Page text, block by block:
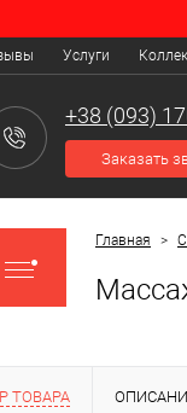
Услуги
+38 (093)
Заказать
Главная >
ТОВАРА